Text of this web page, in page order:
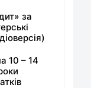
за
10 – 14